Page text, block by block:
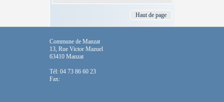
Haut de page
Commune de Manzat
13, Rue Victor Mazuel
63410 Manzat
Tél: 04 73 86 60 23
Fax: